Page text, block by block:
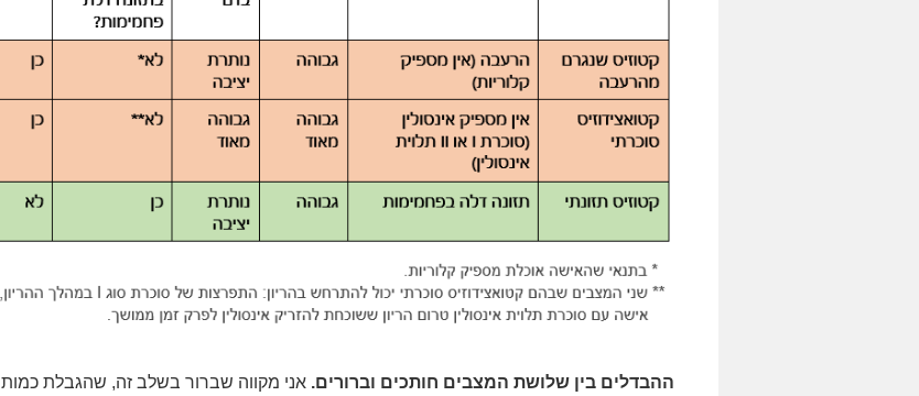
ההבדלים בין שלושת המצבים חותכים וברורים. אני מקווה שברור בשלב זה, שהגבלת כמות